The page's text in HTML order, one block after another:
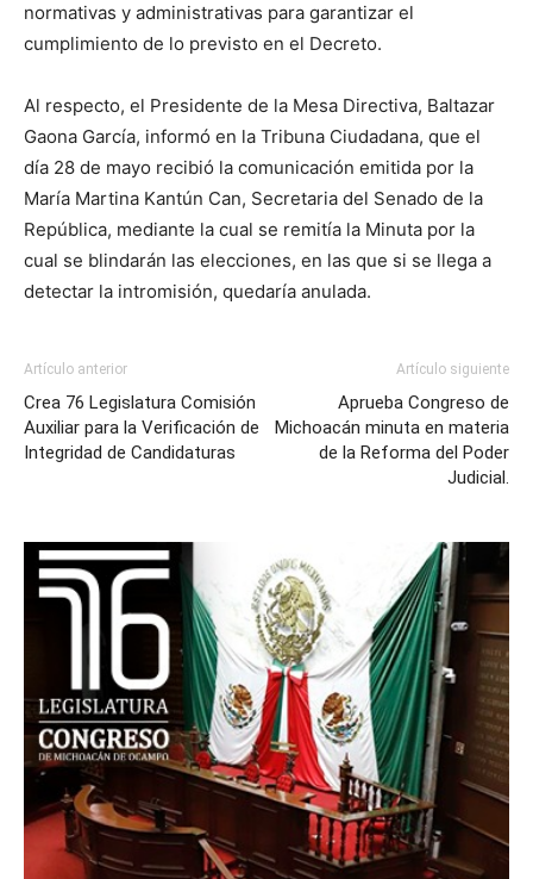
normativas y administrativas para garantizar el
cumplimiento de lo previsto en el Decreto.
Al respecto, el Presidente de la Mesa Directiva, Baltazar
Gaona García, informó en la Tribuna Ciudadana, que el
día 28 de mayo recibió la comunicación emitida por la
María Martina Kantún Can, Secretaria del Senado de la
República, mediante la cual se remitía la Minuta por la
cual se blindarán las elecciones, en las que si se llega a
detectar la intromisión, quedaría anulada.
Artículo anterior
Crea 76 Legislatura Comisión
Auxiliar para la Verificación de
Integridad de Candidaturas
Artículo siguiente
Aprueba Congreso de
Michoacán minuta en materia
de la Reforma del Poder
Judicial.